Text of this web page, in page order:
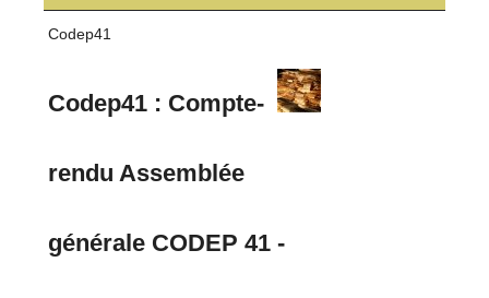
Codep41
Codep41 : Compte-
rendu Assemblée
générale CODEP 41 -